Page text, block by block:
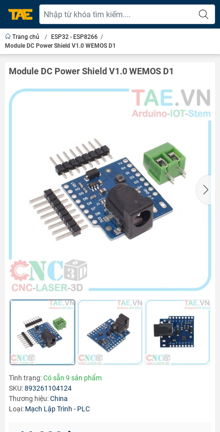
Trang chủ / ESP32 - ESP8266 /
Module DC Power Shield V1.0 WEMOS D1
Module DC Power Shield V1.0 WEMOS D1
Tình trạng:Có sẵn 9 sản phẩm
SKU:893261104124
Thương hiệu:China
Loại: Mạch Lập Trình - PLC